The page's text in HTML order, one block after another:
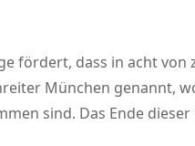
fördert, dass in acht
München genannt,
sind. Das Ende